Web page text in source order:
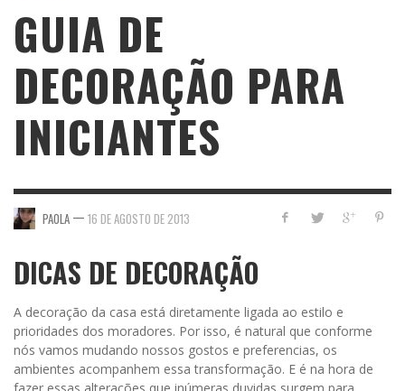
GUIA DE
DECORAÇÃO PARA
INICIANTES
PAOLA — 16 DE AGOSTO DE 2013
DICAS DE DECORAÇÃO
A decoração da casa está diretamente ligada ao estilo e
prioridades dos moradores. Por isso, é natural que conforme
nós vamos mudando nossos gostos e preferencias, os
ambientes acompanhem essa transformação. E é na hora de